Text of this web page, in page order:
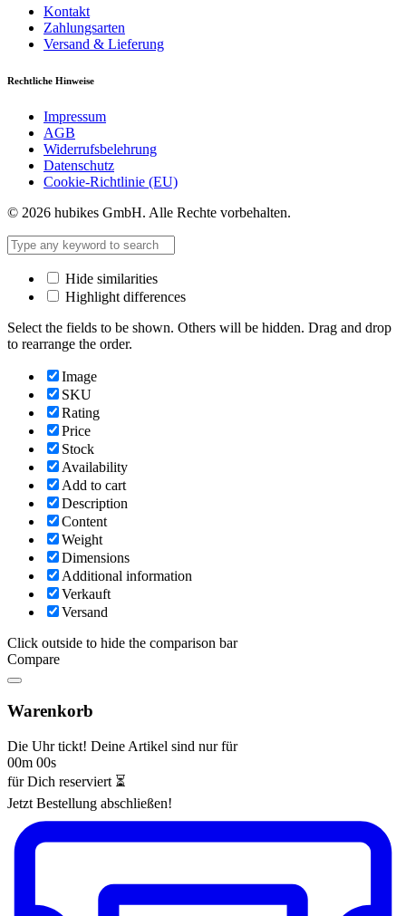
Kontakt
Zahlungsarten
Versand & Lieferung
Rechtliche Hinweise
Impressum
AGB
Widerrufsbelehrung
Datenschutz
Cookie-Richtlinie (EU)
© 2026 hubikes GmbH. Alle Rechte vorbehalten.
Hide similarities
Highlight differences
Select the fields to be shown. Others will be hidden. Drag and drop
to rearrange the order.
Image
SKU
Rating
Price
Stock
Availability
Add to cart
Description
Content
Weight
Dimensions
Additional information
Verkauft
Versand
Click outside to hide the comparison bar
Compare
Warenkorb
Die Uhr tickt! Deine Artikel sind nur für
00m 00s
für Dich reserviert ⏳
Jetzt Bestellung abschließen!